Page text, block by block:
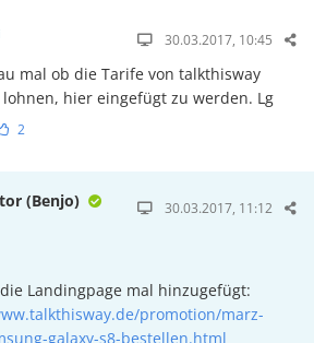
30.03.2017, 10:45
mal ob die Tarife von talkthisway
hier eingefügt zu werden. Lg
2
(Benjo) 30.03.2017, 11:12
Landingpage mal hinzugefügt:
promotion/marz-
galaxy-s8-bestellen.html